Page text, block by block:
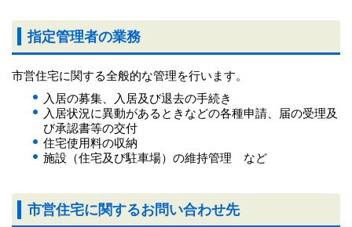
指定管理者の業務
市営住宅に関する全般的な管理を行います。
入居の募集、入居及び退去の手続き
入居状況に異動があるときなどの各種申請、届の受理及
び承認書等の交付
住宅使用料の収納
施設（住宅及び駐車場）の維持管理 など
市営住宅に関するお問い合わせ先